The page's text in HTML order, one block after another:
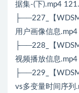
据集-(下).mp4
├──227_【
用户画像信息
├──228_【
视频播放信息
├──229_【
vs多变量时间序列